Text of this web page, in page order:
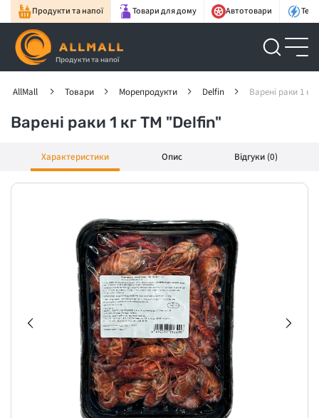
Продукти та напої Товари для дому Автотовари
Продукти та напої
AllMall Товари Морепродукти Delfin Варені раки 1
Варені раки 1 кг ТМ "Delfin"
Характеристики Опис Відгуки (0)